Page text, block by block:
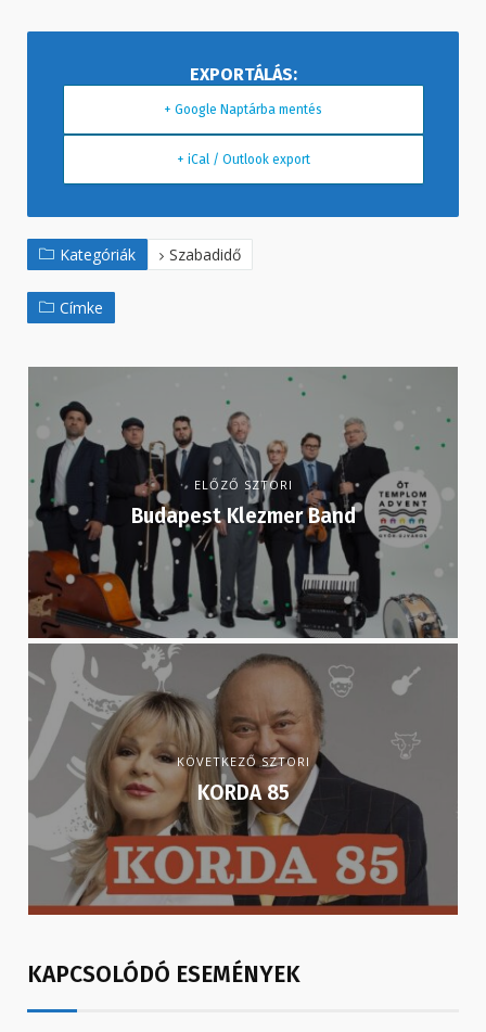
+ Google Naptárba mentés
+ iCal / Outlook export
Kategóriák Szabadidő
Címke
ELŐZŐ SZTORI
Budapest Klezmer Band
KÖVETKEZŐ SZTORI
KORDA 85
KAPCSOLÓDÓ ESEMÉNYEK